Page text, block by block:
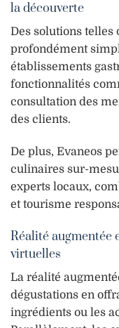
la découverte
Des solutions telles
profondément
établissements
fonctionnalités
consultation des
des clients.
De plus, Evaneos
culinaires sur-
experts locaux,
et tourisme
Réalité augmentée
virtuelles
La réalité
dégustations en
ingrédients ou les